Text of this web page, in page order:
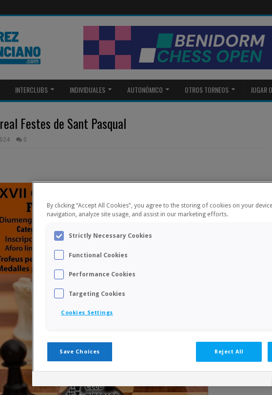
INTERCLUBS INDIVIDUALES AUTONÓMICO OTROS TORNEOS JUGAR
Festes de Sant Pasqual
0
By clicking “Accept All Cookies”, you agree to the storing of cookies on your
navigation, analyze site usage, and assist in our marketing efforts.
Strictly Necessary Cookies
Functional Cookies
Performance Cookies
Targeting Cookies
Cookies Settings
Save Choices Reject All